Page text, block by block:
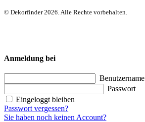
© Dekorfinder 2026. Alle Rechte vorbehalten.
Anmeldung bei
Benutzername
Passwort
Eingeloggt bleiben
Passwort vergessen?
Sie haben noch keinen Account?